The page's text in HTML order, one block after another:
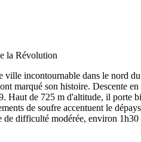
incontournable dans le nord
marqué son histoire. Descente
de 725 m d'altitude, il porte
de soufre accentuent le
difficulté modérée, environ